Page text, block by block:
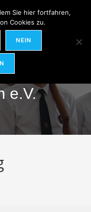
e.V.
Sie hier fortfahren,
Cookies zu.
NEIN